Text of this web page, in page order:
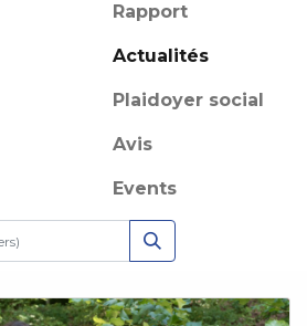
Rapport
Actualités
Plaidoyer social
Avis
Events